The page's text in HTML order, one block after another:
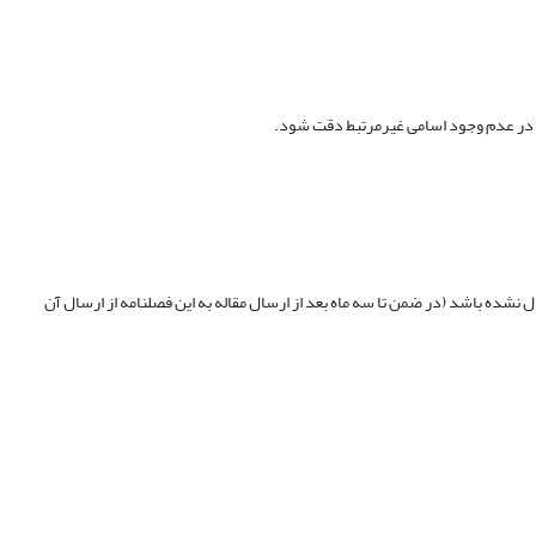
باشد (در ضمن تا سه ماه بعد از ارسال مقاله به این فصلنامه از ارسال آن